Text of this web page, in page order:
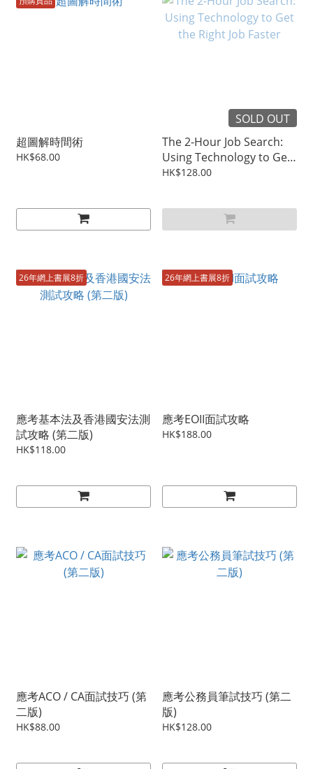
超圖解時間術
HK$68.00
SOLD OUT
The 2-Hour Job Search:
Using Technology to Get
the Right Job Faster
HK$128.00
26年網上書展8折
應考基本法及香港國安法測
試攻略 (第二版)
HK$118.00
26年網上書展8折
應考EOII面試攻略
HK$188.00
應考ACO / CA面試技巧 (第
二版)
HK$88.00
應考公務員筆試技巧 (第二
版)
HK$128.00